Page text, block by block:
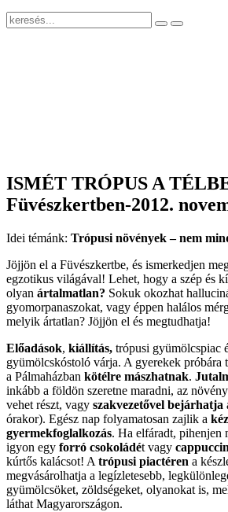
ISMÉT TRÓPUS A
Füvészkertben-2012.
Idei témánk: Trópusi növények – nem
Jöjjön el a Füvészkertbe, és ismerkedjen
egzotikus világával! Lehet, hogy a szép és
olyan ártalmatlan? Sokuk okozhat
gyomorpanaszokat, vagy éppen halálos
melyik ártatlan? Jöjjön el és megtudhatja!
Előadások, kiállítás, trópusi gyümölcspiac
gyümölcskóstoló várja. A gyerekek próbára
a Pálmaházban kötélre mászhatnak.
inkább a földön szeretne maradni, az
vehet részt, vagy szakvezetővel bejárhatja
órakor). Egész nap folyamatosan zajlik a
gyermekfoglalkozás. Ha elfáradt, pihenjen
igyon egy forró csokoládét vagy
kúrtős kalácsot! A trópusi piactéren a
megvásárolhatja a legízletesebb,
gyümölcsöket, zöldségeket, olyanokat is,
láthat Magyarországon.